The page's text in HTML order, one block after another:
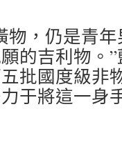
物，仍是青
的吉利物。
批國度級非
于將這一身